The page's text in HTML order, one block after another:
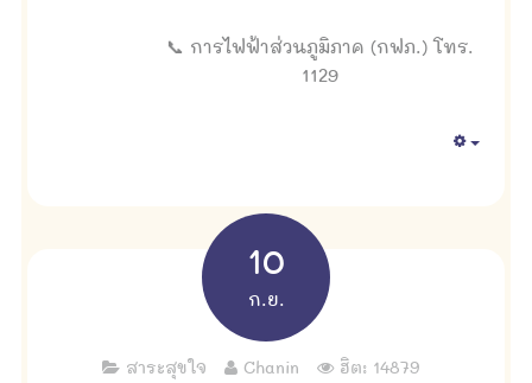
📞 การไฟฟ้าส่วนภูมิภาค (กฟภ.) โทร.
1129
10
ก.ย.
สาระสุขใจ Chanin ฮิต: 14879